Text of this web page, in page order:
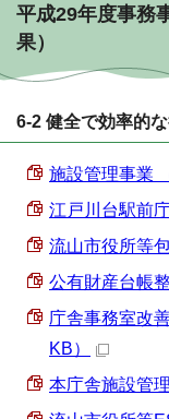
平成29年度事務
果）
6-2 健全で効率的
施設管理事業
江戸川台駅前
流山市役所等
公有財産台帳
庁舎事務室改
KB）
本庁舎施設管